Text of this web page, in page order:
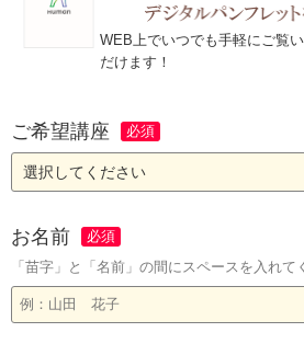
WEB上でいつでも手軽にご覧
だけます！
ご希望講座
選択してください
お名前
「苗字」と「名前」の間にスペースを入れて